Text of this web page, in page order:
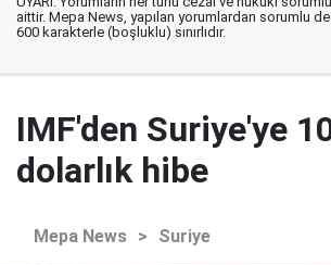
aittir. Mepa News, yapılan yorumlardan sorumlu
600 karakterle (boşluklu) sınırlıdır.
IMF'den Suriye'ye
dolarlık hibe
Mepa News > Suriye